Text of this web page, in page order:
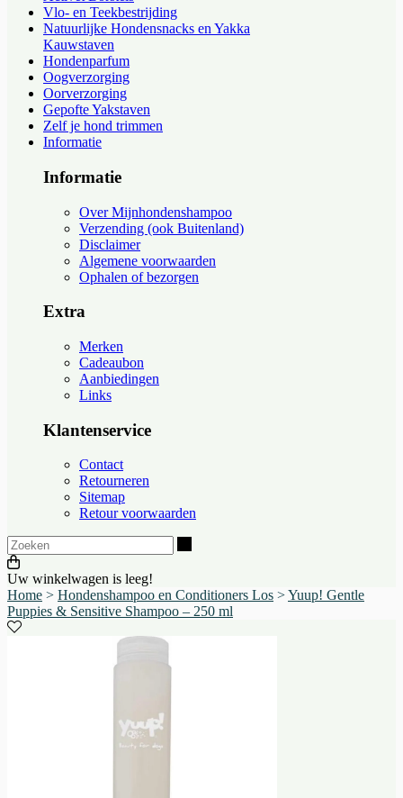
Vlo- en Teekbestrijding
Natuurlijke Hondensnacks en Yakka
Kauwstaven
Hondenparfum
Oogverzorging
Oorverzorging
Gepofte Yakstaven
Zelf je hond trimmen
Informatie
Informatie
Over Mijnhondenshampoo
Verzending (ook Buitenland)
Disclaimer
Algemene voorwaarden
Ophalen of bezorgen
Extra
Merken
Cadeaubon
Aanbiedingen
Links
Klantenservice
Contact
Retourneren
Sitemap
Retour voorwaarden
Uw winkelwagen is leeg!
Home > Hondenshampoo en Conditioners Los >Yuup! Gentle
Puppies & Sensitive Shampoo – 250 ml